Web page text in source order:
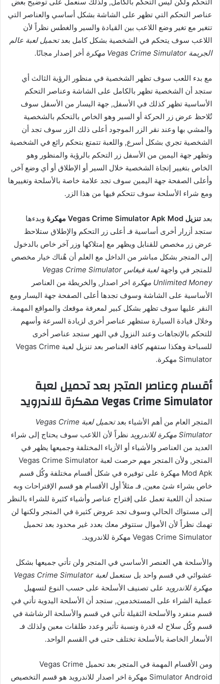
عناصر التحكم التي تظهر على الشاشة بشكل أساسي والعناصر التي
تتغير مع تغير وضع اللاعب بين القيادة والسير والغطس نظراً لأن
اللاعب سوف يتحكم في الشخصية بشكل كامل بعدتحميل لعبة عالم
الجريمة Vegas Crime Simulator مهكرة
أخر إصدار مجانًا.
مع بدء اللعب سوف تظهر الشخصية في منظور الرؤية الثالث أي
ستجد أن الشخصية تظهر بالكامل على الشاشة وعناصر التحكم
الأساسية تظهر كذلك في الأسفل, جهة اليسار من الأسفل سوف
تٌلاحظ عرض زر الحركة أو السير وهو الخاص بالتحكم بالشخصية
والمشي بها وعند نقر الزر الموجود أعلى ذلك الزر سوف تجد أن
الشخصية تجري بشكل أسرع, واللعبة تتمتع بتحكم رائع في الشخصية
وتظهر جهة اليمين من الأسفل زر التحكم بالرؤية والمنظور وهو
الخاص بتغيير إتجاة الشخصية خلال السير أو الإطلاق أو أي وضع آخر,
وأعلى الصفحة جهة اليمين سوف تجد علامة خاصة بالأسلحة وتغييرها
ومع شراء الأسلحة سوف تتحكم فيها من هذا الزر.
بعدتنزيل Vegas Crime Simulator Apk Mod مهكرة
وبدءها
ستجد أزرار أخرى أساسية فـ أعلى زر التحكم والإطلاق ستلاحظ
عرض زر مخصص للقنابل ويظهر مع إمتلاكها وزر آخر خاص بالدخول
إلى المتجر بشكل مباشر من الداخل مع العلم أن هٌناك خيار مخصص
للمتجر في واجهة
لعبة فيغاس Vegas Crime Simulator
Unlimited Money مهكرة
اخر اصدار, والخريطة من العناصر
الأساسية على الشاشة وسوف تجدها أعلى الصفحة جهة اليسار ومع
النقر عليها سوف تظهر بشكل كبير لمعرفة موقعك والمواقع المهمة.
وخلال قيادة السيارة ستظهر عناصر أخرى لزيادة السرعة وأسهم
للتحكم بالإتجاهات وعند النزول في النهر ستجد عناصر أخرى
للسباحة وهكذا ستفهم كافة العناصر بعد تنزيل لعبة Vegas Crime
Simulator مهكرة.
أقسام وعناصر المتجر بعد تحميل لعبة
Vegas Crime Simulator مهكرة للاندرويد
المتجر العام من أهم الأشياء بعد
تحميل لعبة Vegas Crime
Simulator مهكرة للاندرويد
نظراً لأن اللاعب سوف يحتاج إلى شراء
العديد من العناصر والأشياء أو الأزياء المختلفة وجميعها يظهر في
المتجر, ولأن المتجر مهم حرصت لعبة Vegas Crime Simulator
Mod Apk مهكرة على توفيره في شكل أقسام مختلفة وكٌل قسم
خاص بشراء شئ معين, فـ مثلاً أول الأقسام هو قسم الإقتراحات وبه
ستجد أن اللعبة تعمل على إقتراح عناصر وأشياء كثيرة للشراء بالنظر
إلى مستواك الحالي وسوف تجد عروض كثيرة في المتجر ولكنها لن
تهمك نظراً لأن الأموال ستتوفر معك بعدد غير محدود بعد تحميل
Vegas Crime Simulator مهكرة للاندرويد.
والأسلحة هي العنصر الأساسي في المتجر ولن تأتي جميعها بشكل
عشوائي في قسم واحد بل ستعمل
لعبة Vegas Crime Simulator
مهكرة للاندرويد على تصنيف الأسلحة على حسب النوع لتسهيل
عملية الشراء على المستخدمين, ستجد أن الأسلحة اليدوية تأتي في
قسم منفرد والأسلحة الثقيلة تأتي في قسم والأسلحة الرشاشة في
قسم وكٌل سلاح له قدرة ونسبة تأثير وعدد طلقات معين ولذلك فـ
الأسعار الخاصة بالأسلحة تختلف حتى في القسم الواحد.
ومن الأقسام المهمة في المتجر بعد تحميل Vegas Crime
Simulator Android مهكرة اخر اصدار للاندرويد هو قسم التخصيص